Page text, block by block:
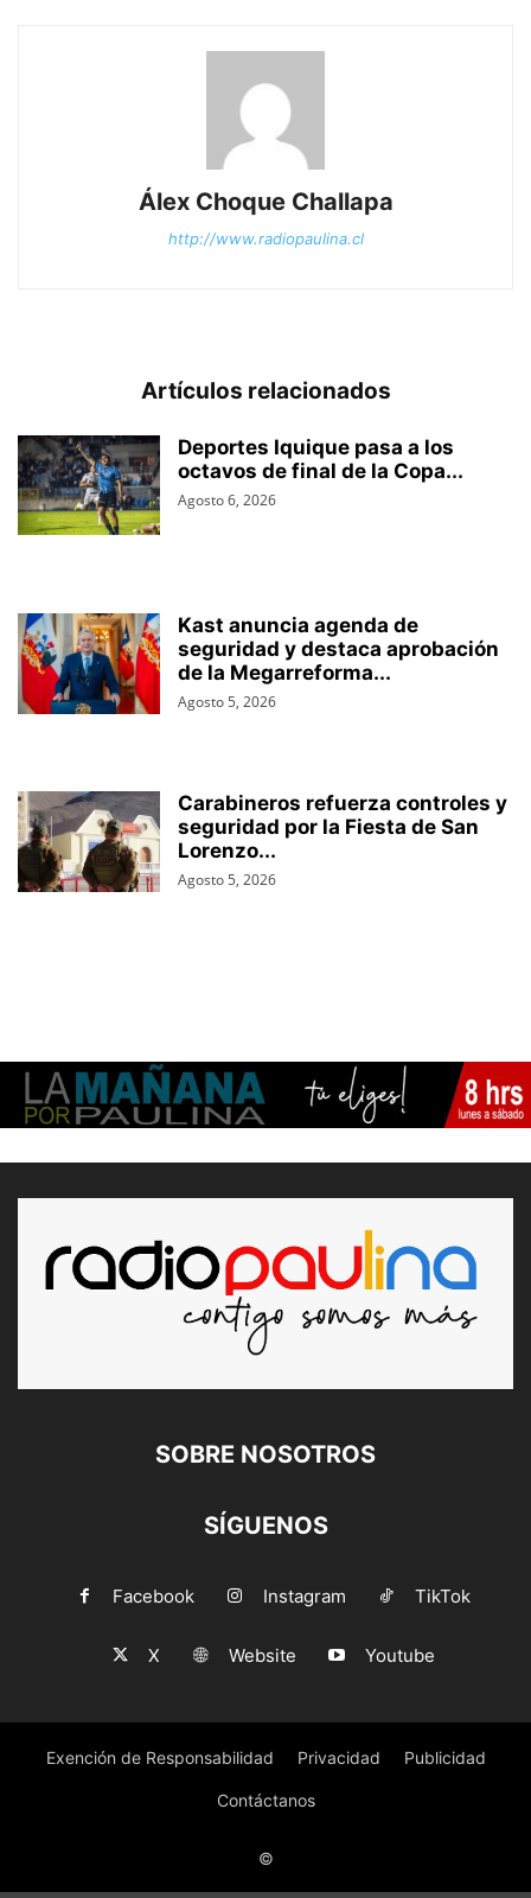
Álex Choque Challapa
http://www.radiopaulina.cl
Artículos relacionados
Deportes Iquique pasa a los
octavos de final de la Copa...
Agosto 6, 2026
Kast anuncia agenda de
seguridad y destaca aprobación
de la Megarreforma...
Agosto 5, 2026
Carabineros refuerza controles y
seguridad por la Fiesta de San
Lorenzo...
Agosto 5, 2026
SOBRE NOSOTROS
SÍGUENOS
Facebook Instagram TikTok
X Website Youtube
Exención de Responsabilidad Privacidad Publicidad
Contáctanos
©